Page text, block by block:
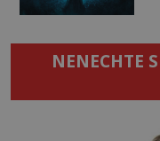
NENECHTE